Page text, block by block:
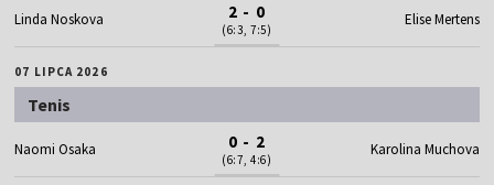
Linda Noskova 2 - 0
(6:3, 7:5)
Elise Mertens
07 LIPCA 2026
Tenis
Naomi Osaka 0 - 2
(6:7, 4:6)
Karolina Muchova